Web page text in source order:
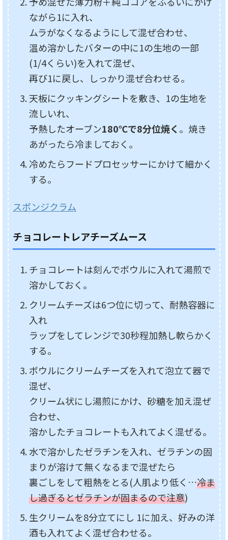
ながら1に入れ、
ムラがなくなるようにして混ぜ合わせ、
温め溶かしたバターの中に1の生地の一部
(1/4くらい)を入れて混ぜ、
再び1に戻し、しっかり混ぜ合わせる。
天板にクッキングシートを敷き、1の生地を
流しいれ、
予熱したオーブン180℃で8分位焼く 。焼き
あがったら冷ましておく。
冷めたらフードプロセッサーにかけて細かく
する。
スポンジクラム
チョコレートレアチーズムース
チョコレートは刻んでボウルに入れて湯煎で
溶かしておく。
クリームチーズは6つ位に切って、耐熱容器に
入れ
ラップをしてレンジで30秒程加熱し軟らかく
する。
ボウルにクリームチーズを入れて泡立て器で
混ぜ、
クリーム状にし湯煎にかけ、砂糖を加え混ぜ
合わせ、
溶かしたチョコレートも入れてよく混ぜる。
水で溶かしたゼラチンを入れ、ゼラチンの固
まりが溶けて無くなるまで混ぜたら
裏ごしをして粗熱をとる(人肌より低く…冷ま
し過ぎるとゼラチンが固まるので注意)
生クリームを8分立てにし 1に加え、好みの洋
酒も入れてよく混ぜ合わせる。